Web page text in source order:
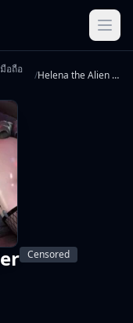
อถือ
/ Helena the Alien Carrier
Censored